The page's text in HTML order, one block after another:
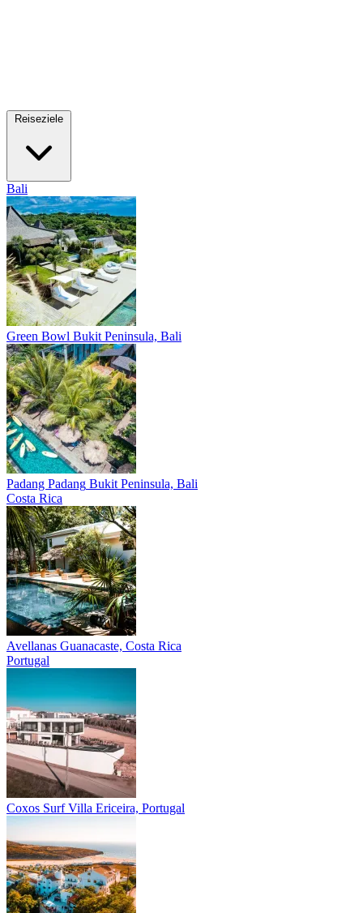
Bali
Green Bowl Bukit Peninsula, Bali
Padang Padang Bukit Peninsula, Bali
Costa Rica
Avellanas Guanacaste, Costa Rica
Portugal
Coxos Surf Villa Ericeira, Portugal